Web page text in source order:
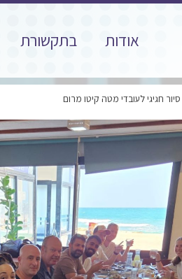
אודות בתקשורת
חגיגי לעובדי מטה קיטו מרום